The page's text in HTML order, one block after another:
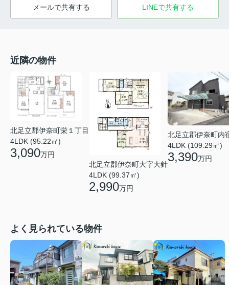
メールで共有する LINEで共有する
近隣の物件
北足立郡伊奈町栄１丁目
4LDK (95.22㎡)
3,090万円
北足立郡伊奈町大字大針
4LDK (99.37㎡)
2,990万円
北足立郡伊奈町内
4LDK (109.29㎡)
3,390万円
よく見られている物件